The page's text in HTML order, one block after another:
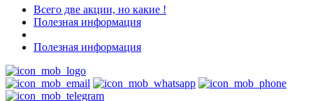
Всего две акции, но какие !
Полезная информация
Полезная информация